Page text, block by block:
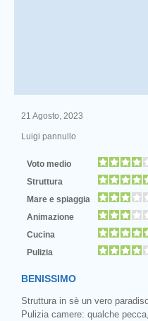
21 Agosto, 2023
Luigi pannullo
Voto medio
Struttura
Mare e spiaggia
Animazione
Cucina
Pulizia
BENISSIMO
Struttura in sè un vero
Pulizia camere: qualche